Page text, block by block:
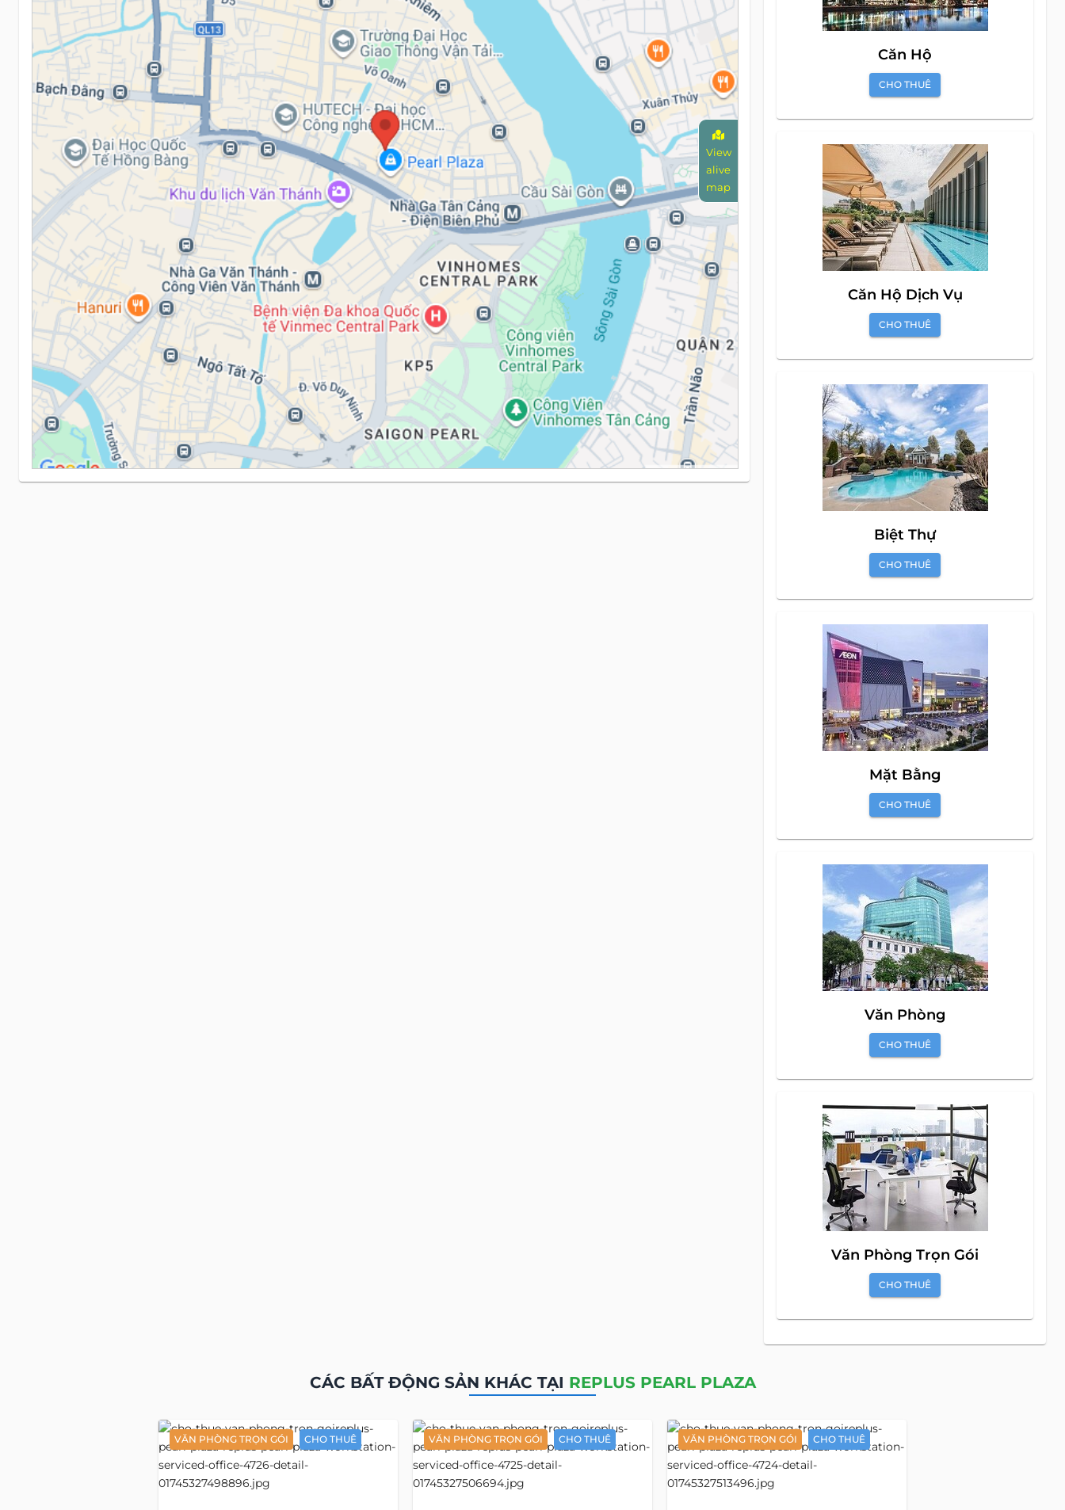
View
alive
map
Căn Hộ
CHO THUÊ
Căn Hộ Dịch Vụ
CHO THUÊ
Biệt Thự
CHO THUÊ
Mặt Bằng
CHO THUÊ
Văn Phòng
CHO THUÊ
Văn Phòng Trọn Gói
CHO THUÊ
CÁC BẤT ĐỘNG SẢN KHÁC TẠI REPLUS PEARL PLAZA
VĂN PHÒNG TRỌN GÓI CHO THUÊ VĂN PHÒNG TRỌN GÓI CHO THUÊ VĂN PHÒNG TRỌN GÓI CHO THUÊ